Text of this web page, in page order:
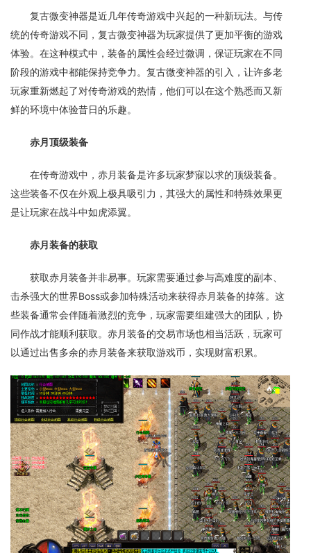
复古微变神器是近几年传奇游戏中兴起的一种新玩法。与传
统的传奇游戏不同，复古微变神器为玩家提供了更加平衡的游戏
体验。在这种模式中，装备的属性会经过微调，保证玩家在不同
阶段的游戏中都能保持竞争力。复古微变神器的引入，让许多老
玩家重新燃起了对传奇游戏的热情，他们可以在这个熟悉而又新
鲜的环境中体验昔日的乐趣。
赤月顶级装备
在传奇游戏中，赤月装备是许多玩家梦寐以求的顶级装备。
这些装备不仅在外观上极具吸引力，其强大的属性和特殊效果更
是让玩家在战斗中如虎添翼。
赤月装备的获取
获取赤月装备并非易事。玩家需要通过参与高难度的副本、
击杀强大的世界Boss或参加特殊活动来获得赤月装备的掉落。这
些装备通常会伴随着激烈的竞争，玩家需要组建强大的团队，协
同作战才能顺利获取。赤月装备的交易市场也相当活跃，玩家可
以通过出售多余的赤月装备来获取游戏币，实现财富积累。